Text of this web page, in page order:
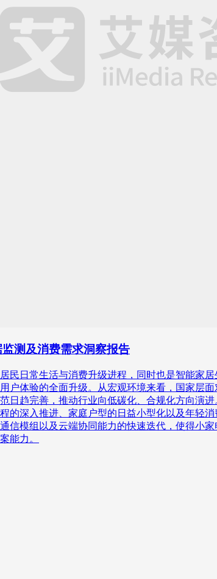
测及消费需求洞察报告
民日常生活与消费升级进程，同时也是智能家
户体验的全面升级。从宏观环境来看，国家层
日趋完善，推动行业向低碳化、合规化方向演
的深入推进、家庭户型的日益小型化以及年轻
信模组以及云端协同能力的快速迭代，使得小
能力。